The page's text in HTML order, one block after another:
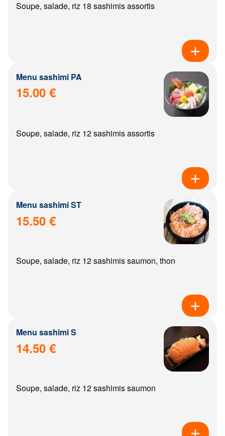
Soupe, salade, riz 18 sashimis assortis
Menu sashimi PA
15.00 €
Soupe, salade, riz 12 sashimis assortis
Menu sashimi ST
15.50 €
Soupe, salade, riz 12 sashimis saumon, thon
Menu sashimi S
14.50 €
Soupe, salade, riz 12 sashimis saumon